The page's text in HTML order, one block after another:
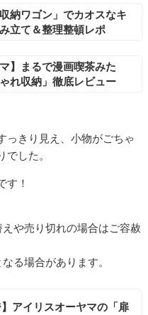
納ワゴン」でカオスなキ
立て＆整理整頓レポ
】まるで漫画喫茶みた
れ収納」徹底レビュー
っきり見え、小物がごちゃ
した。
す！
や売り切れの場合はご容赦
る場合があります。
】アイリスオーヤマの「扉